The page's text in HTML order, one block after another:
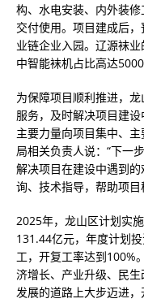
构、水电安装、内外装
交付使用。项目建成后
业链企业入园。辽源袜
中智能袜机占比高达
为保障项目顺利推进，
服务，及时解决项目建
主要力量向项目集中、
局相关负责人说：“下一
解决项目在建设中遇到
询、技术指导，帮助项
2025年，龙山区计划实
131.44亿元，年度计划
工，开复工率达到100%
济增长、产业升级、民
发展的道路上大步迈进，